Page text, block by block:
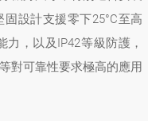
設計支援零下25°C至高
力，以及IP42等級防護，
對可靠性要求極高的應用